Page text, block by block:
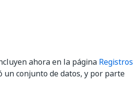
ahora en la página Registros
un conjunto de datos, y por parte